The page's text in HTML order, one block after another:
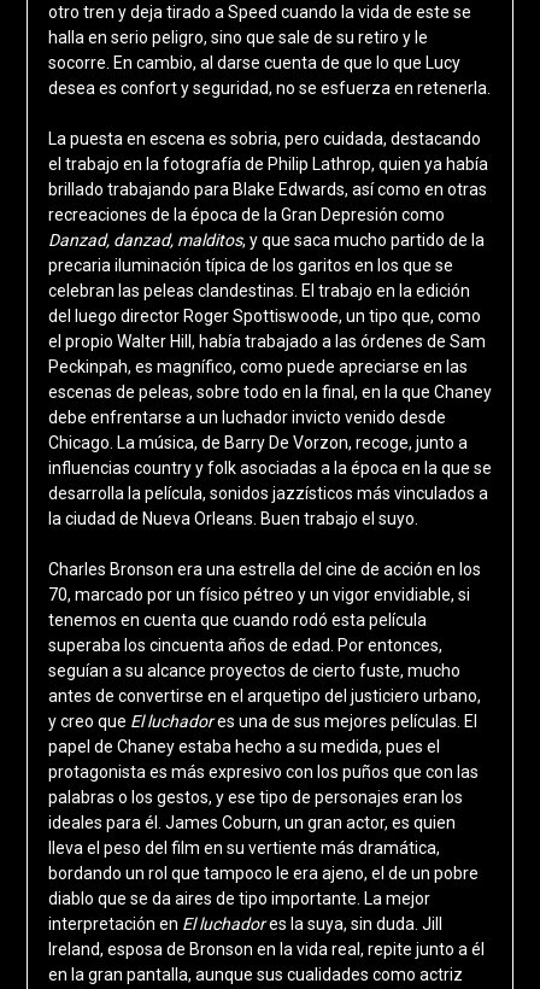
otro tren y deja tirado a Speed cuando la vida de este se
halla en serio peligro, sino que sale de su retiro y le
socorre. En cambio, al darse cuenta de que lo que Lucy
desea es confort y seguridad, no se esfuerza en retenerla.
La puesta en escena es sobria, pero cuidada, destacando
el trabajo en la fotografía de Philip Lathrop, quien ya había
brillado trabajando para Blake Edwards, así como en otras
recreaciones de la época de la Gran Depresión como
Danzad, danzad, malditos, y que saca mucho partido de la
precaria iluminación típica de los garitos en los que se
celebran las peleas clandestinas. El trabajo en la edición
del luego director Roger Spottiswoode, un tipo que, como
el propio Walter Hill, había trabajado a las órdenes de Sam
Peckinpah, es magnífico, como puede apreciarse en las
escenas de peleas, sobre todo en la final, en la que Chaney
debe enfrentarse a un luchador invicto venido desde
Chicago. La música, de Barry De Vorzon, recoge, junto a
influencias country y folk asociadas a la época en la que se
desarrolla la película, sonidos jazzísticos más vinculados a
la ciudad de Nueva Orleans. Buen trabajo el suyo.
Charles Bronson era una estrella del cine de acción en los
70, marcado por un físico pétreo y un vigor envidiable, si
tenemos en cuenta que cuando rodó esta película
superaba los cincuenta años de edad. Por entonces,
seguían a su alcance proyectos de cierto fuste, mucho
antes de convertirse en el arquetipo del justiciero urbano,
y creo que El luchadores una de sus mejores películas. El
papel de Chaney estaba hecho a su medida, pues el
protagonista es más expresivo con los puños que con las
palabras o los gestos, y ese tipo de personajes eran los
ideales para él. James Coburn, un gran actor, es quien
lleva el peso del film en su vertiente más dramática,
bordando un rol que tampoco le era ajeno, el de un pobre
diablo que se da aires de tipo importante. La mejor
interpretación en El luchadores la suya, sin duda. Jill
Ireland, esposa de Bronson en la vida real, repite junto a él
en la gran pantalla, aunque sus cualidades como actriz